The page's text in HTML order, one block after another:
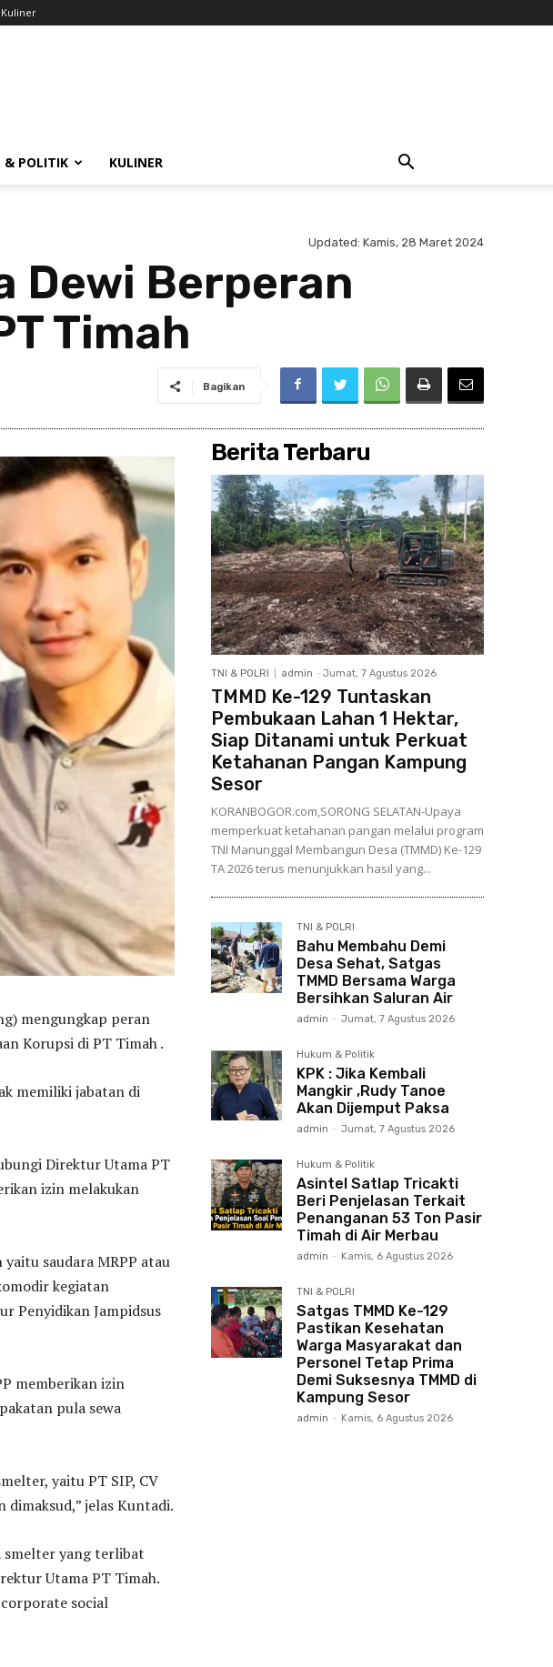
Kuliner
& POLITIK KULINER
Updated: Kamis, 28 Maret 2024
Dewi Berperan
Timah
Bagikan
mengungkap peran
Korupsi di PT Timah .
memiliki jabatan di
Direktur Utama PT
izin melakukan
saudara MRPP atau
kegiatan
Penyidikan Jampidsus
memberikan izin
pula sewa
yaitu PT SIP, CV
jelas Kuntadi.
smelter yang terlibat
Utama PT Timah.
social
Berita Terbaru
TNI & POLRI admin - Jumat, 7 Agustus 2026
TMMD Ke-129 Tuntaskan
Pembukaan Lahan 1 Hektar,
Siap Ditanami untuk Perkuat
Ketahanan Pangan Kampung
Sesor
KORANBOGOR.com,SORONG SELATAN-Upaya
memperkuat ketahanan pangan melalui program
TNI Manunggal Membangun Desa (TMMD) Ke-129
TA 2026 terus menunjukkan hasil yang...
TNI & POLRI
Bahu Membahu Demi
Desa Sehat, Satgas
TMMD Bersama Warga
Bersihkan Saluran Air
admin - Jumat, 7 Agustus 2026
Hukum & Politik
KPK : Jika Kembali
Mangkir ,Rudy Tanoe
Akan Dijemput Paksa
admin - Jumat, 7 Agustus 2026
Hukum & Politik
Asintel Satlap Tricakti
Beri Penjelasan Terkait
Penanganan 53 Ton Pasir
Timah di Air Merbau
admin - Kamis, 6 Agustus 2026
TNI & POLRI
Satgas TMMD Ke-129
Pastikan Kesehatan
Warga Masyarakat dan
Personel Tetap Prima
Demi Suksesnya TMMD di
Kampung Sesor
admin - Kamis, 6 Agustus 2026